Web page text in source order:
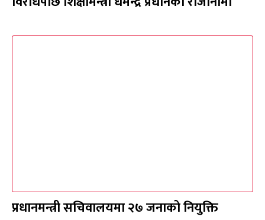
प्रधानमन्त्री सचिवालयमा २७ जनाको नियुक्ति